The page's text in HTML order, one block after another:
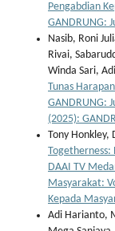
Pengabdian
GANDRUNG:
Nasib, Roni
Rivai,
Winda Sari,
Tunas
GANDRUNG:
(2025):
Tony Honkley,
Togetherness:
DAAI TV
Masyarakat:
Kepada
Adi Harianto,